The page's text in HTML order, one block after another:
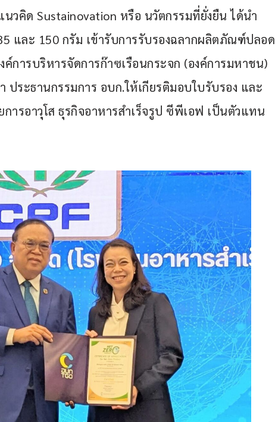
วคิด Sustainovation หรือ นวัตกรรมที่ยั่งยืน ได้นำ
และ 150 กรัม เข้ารับการรับรองฉลากผลิตภัณฑ์ปลอด
การบริหารจัดการก๊าซเรือนกระจก (องค์การมหาชน)
ประธานกรรมการ อบก.ให้เกียรติมอบใบรับรอง และ
ารอาวุโส ธุรกิจอาหารสำเร็จรูป ซีพีเอฟ เป็นตัวแทน